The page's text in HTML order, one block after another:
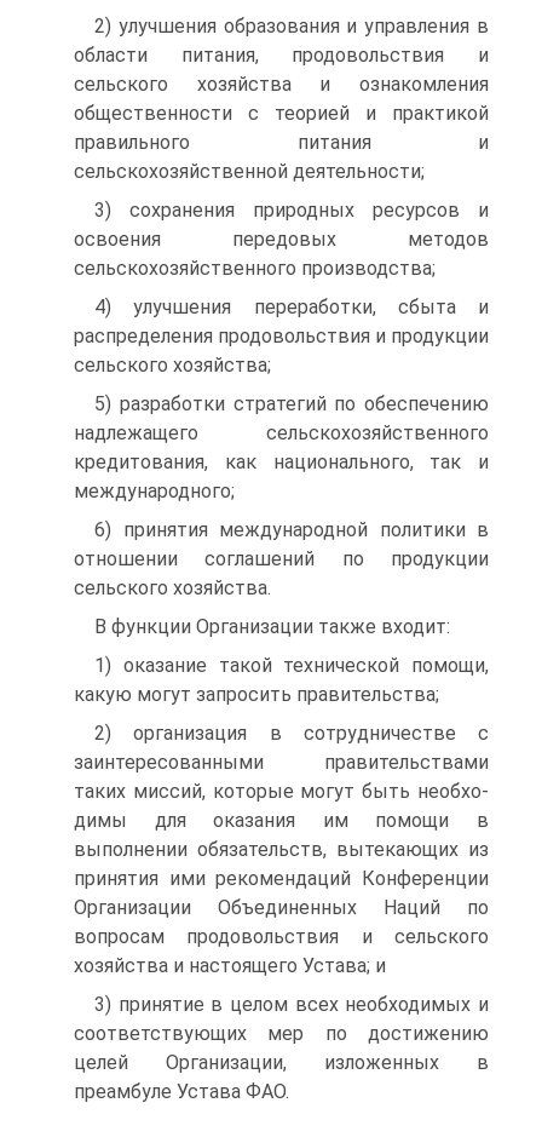
2) улучшения образования и управления в
области пита­ния, продовольствия и
сельского хозяйства и ознакомления
общественности с теорией и практикой
правильного питания и
сельскохозяйственной деятельности;
3) сохранения природных ресурсов и
освоения передовых методов
сельскохозяйственного производства;
4) улучшения переработки, сбыта и
распределения про­довольствия и продукции
сельского хозяйства;
5) разработки стратегий по обеспечению
надлежащего сельскохозяйственного
кредитования, как национального, так и
международного;
6) принятия международной политики в
отношении со­глашений по продукции
сельского хозяйства.
В функции Организации также входит:
1) оказание такой технической помощи,
какую могут за­просить правительства;
2) организация в сотрудничестве с
заинтересованными правительствами
таких миссий, которые могут быть необхо­
димы для оказания им помощи в
выполнении обязательств, вытекающих из
принятия ими рекомендаций Конференции
Организации Объединенных Наций по
вопросам продоволь­ствия и сельского
хозяйства и настоящего Устава; и
3) принятие в целом всех необходимых и
соответствую­щих мер по достижению
целей Организации, изложенных в
преамбуле Устава ФАО.